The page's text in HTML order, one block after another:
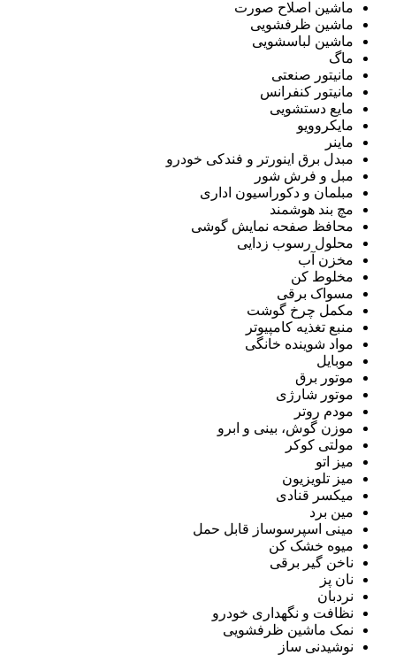
ماشین اصلاح صورت
ماشین ظرفشویی
ماشین لباسشویی
ماگ
مانیتور صنعتی
مانیتور کنفرانس
مایع دستشویی
مایکروویو
ماینر
مبدل برق اینورتر و فندکی خودرو
مبل و فرش شور
مبلمان و دکوراسیون اداری
مچ بند هوشمند
محافظ صفحه نمایش گوشی
محلول رسوب زدایی
مخزن آب
مخلوط کن
مسواک برقی
مکمل چرخ گوشت
منبع تغذیه کامپیوتر
مواد شوینده خانگی
موبایل
موتور برق
موتور شارژی
مودم روتر
موزن گوش، بینی و ابرو
مولتی کوکر
میز اتو
میز تلویزیون
میکسر قنادی
مین برد
مینی اسپرسوساز قابل حمل
میوه خشک کن
ناخن گیر برقی
نان پز
نردبان
نظافت و نگهداری خودرو
نمک ماشین ظرفشویی
نوشیدنی ساز